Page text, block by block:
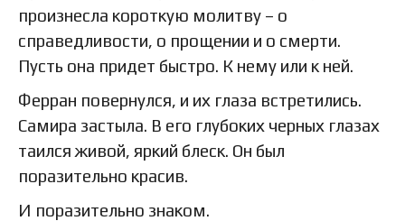
произнесла короткую молитву – о
справедливости, о прощении и о смерти.
Пусть она придет быстро. К нему или к ней.
Ферран повернулся, и их глаза встретились.
Самира застыла. В его глубоких черных глазах
таился живой, яркий блеск. Он был
поразительно красив.
И поразительно знаком.